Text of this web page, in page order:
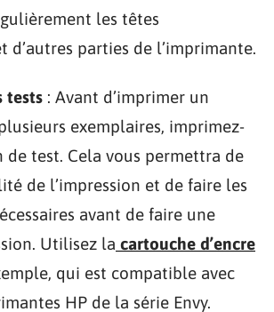
les têtes
d’autres parties de l’imprimante.
tests : Avant d’imprimer un
exemplaires, imprimez-
de test. Cela vous permettra de
de l’impression et de faire les
avant de faire une
Utilisez la cartouche d’encre
qui est compatible avec
HP de la série Envy.